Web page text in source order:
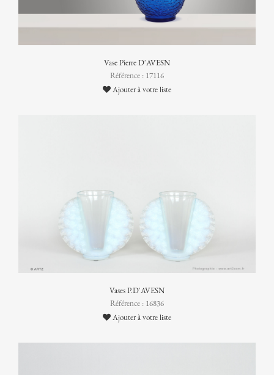
Vase Pierre D'AVESN
Référence : 17116
Ajouter à votre liste
Vases P.D'AVESN
Référence : 16836
Ajouter à votre liste